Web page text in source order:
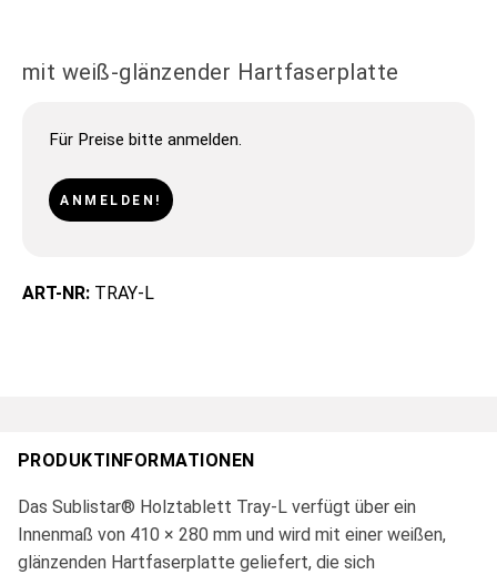
mit weiß-glänzender Hartfaserplatte
Für Preise bitte anmelden.
ANMELDEN!
ART-NR: TRAY-L
PRODUKTINFORMATIONEN
Das Sublistar® Holztablett Tray-L verfügt über ein
Innenmaß von 410 × 280 mm und wird mit einer weißen,
glänzenden Hartfaserplatte geliefert, die sich